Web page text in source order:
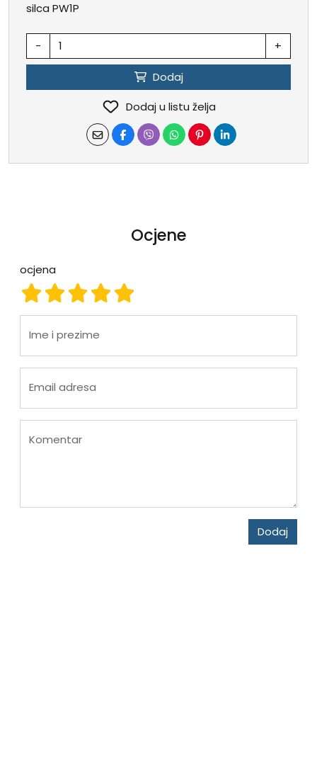
silca PW1P
- +
Dodaj
Dodaj u listu želja
Ocjene
ocjena
ocjena 5
ocjena 4
ocjena 3
ocjena 2
ocjena 1
Ime i prezime
Email adresa
Komentar
Dodaj